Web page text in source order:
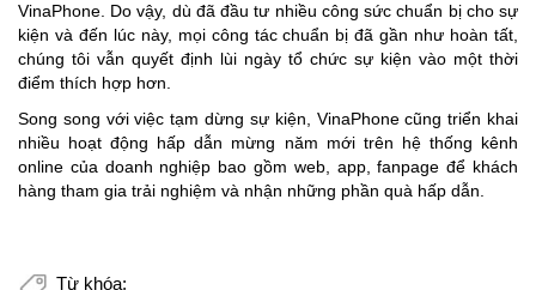
VinaPhone. Do vậy, dù đã đầu tư nhiều công sức chuẩn bị cho sự
kiện và đến lúc này, mọi công tác chuẩn bị đã gần như hoàn tất,
chúng tôi vẫn quyết định lùi ngày tổ chức sự kiện vào một thời
điểm thích hợp hơn.
Song song với việc tạm dừng sự kiện, VinaPhone cũng triển khai
nhiều hoạt động hấp dẫn mừng năm mới trên hệ thống kênh
online của doanh nghiệp bao gồm web, app, fanpage để khách
hàng tham gia trải nghiệm và nhận những phần quà hấp dẫn.
Từ khóa: